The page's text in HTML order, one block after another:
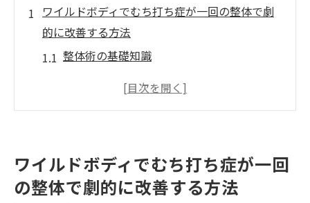
ワイルドボディでむち打ち症が一回の整体で劇
的に改善する方法
整体術の基礎知識
むち打ち症のメカニズムと整体の関係
ワイルドボディの整体術の効果と人体科学
的根拠
ワイルドボディでむち打ち症が一回
の整体で劇的に改善する方法